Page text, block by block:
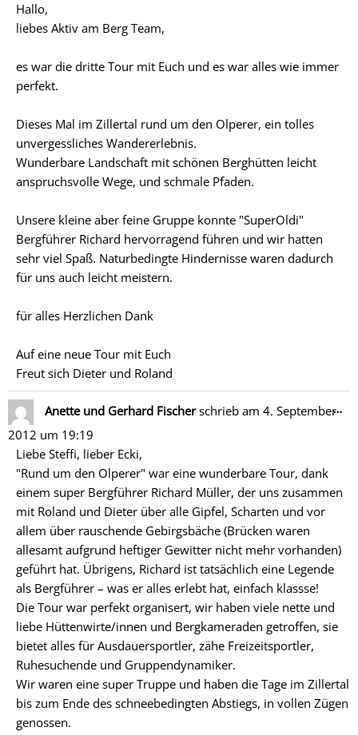
Hallo,
liebes Aktiv am Berg Team,
es war die dritte Tour mit Euch und es war alles wie immer
perfekt.
Dieses Mal im Zillertal rund um den Olperer, ein tolles
unvergessliches Wandererlebnis.
Wunderbare Landschaft mit schönen Berghütten leicht
anspruchsvolle Wege, und schmale Pfaden.
Unsere kleine aber feine Gruppe konnte "SuperOldi"
Bergführer Richard hervorragend führen und wir hatten
sehr viel Spaß. Naturbedingte Hindernisse waren dadurch
für uns auch leicht meistern.
für alles Herzlichen Dank
Auf eine neue Tour mit Euch
Freut sich Dieter und Roland
Anette und Gerhard Fischerschrieb am 4. September
2012 um 19:19
Liebe Steffi, lieber Ecki,
"Rund um den Olperer" war eine wunderbare Tour, dank
einem super Bergführer Richard Müller, der uns zusammen
mit Roland und Dieter über alle Gipfel, Scharten und vor
allem über rauschende Gebirgsbäche (Brücken waren
allesamt aufgrund heftiger Gewitter nicht mehr vorhanden)
geführt hat. Übrigens, Richard ist tatsächlich eine Legende
als Bergführer – was er alles erlebt hat, einfach klassse!
Die Tour war perfekt organisert, wir haben viele nette und
liebe Hüttenwirte/innen und Bergkameraden getroffen, sie
bietet alles für Ausdauersportler, zähe Freizeitsportler,
Ruhesuchende und Gruppendynamiker.
Wir waren eine super Truppe und haben die Tage im Zillertal
bis zum Ende des schneebedingten Abstiegs, in vollen Zügen
genossen.
…